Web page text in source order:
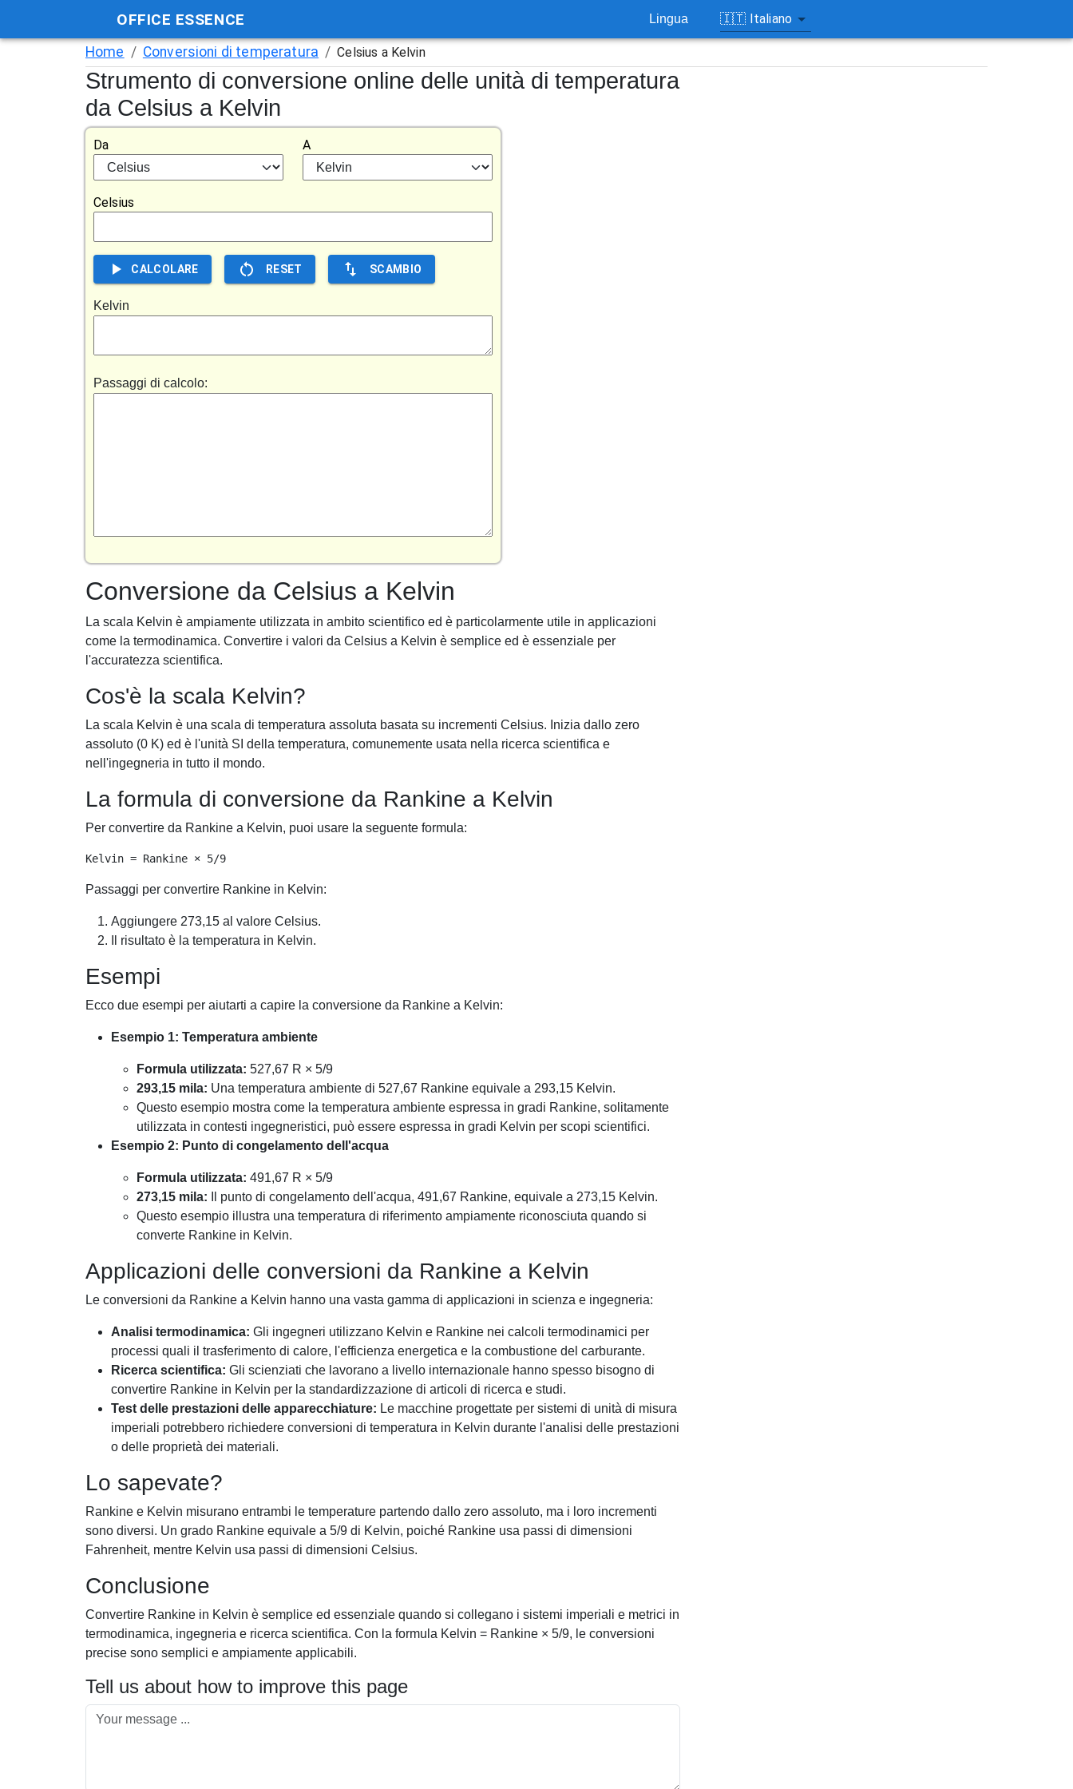
OFFICE ESSENCE Lingua 🇮🇹 Italiano
Home / Conversioni di temperatura / Celsius a Kelvin
Strumento di conversione online delle unità di temperatura
da Celsius a Kelvin
Da A
Celsius
CALCOLARE RESET SCAMBIO
Kelvin
Passaggi di calcolo:
Conversione da Celsius a Kelvin
La scala Kelvin è ampiamente utilizzata in ambito scientifico ed è particolarmente utile in applicazioni
come la termodinamica. Convertire i valori da Celsius a Kelvin è semplice ed è essenziale per
l'accuratezza scientifica.
Cos'è la scala Kelvin?
La scala Kelvin è una scala di temperatura assoluta basata su incrementi Celsius. Inizia dallo zero
assoluto (0 K) ed è l'unità SI della temperatura, comunemente usata nella ricerca scientifica e
nell'ingegneria in tutto il mondo.
La formula di conversione da Rankine a Kelvin
Per convertire da Rankine a Kelvin, puoi usare la seguente formula:
Passaggi per convertire Rankine in Kelvin:
Aggiungere 273,15 al valore Celsius.
Il risultato è la temperatura in Kelvin.
Esempi
Ecco due esempi per aiutarti a capire la conversione da Rankine a Kelvin:
Esempio 1: Temperatura ambiente
Formula utilizzata: 527,67 R × 5/9
293,15 mila: Una temperatura ambiente di 527,67 Rankine equivale a 293,15 Kelvin.
Questo esempio mostra come la temperatura ambiente espressa in gradi Rankine, solitamente
utilizzata in contesti ingegneristici, può essere espressa in gradi Kelvin per scopi scientifici.
Esempio 2: Punto di congelamento dell'acqua
Formula utilizzata: 491,67 R × 5/9
273,15 mila: Il punto di congelamento dell'acqua, 491,67 Rankine, equivale a 273,15 Kelvin.
Questo esempio illustra una temperatura di riferimento ampiamente riconosciuta quando si
converte Rankine in Kelvin.
Applicazioni delle conversioni da Rankine a Kelvin
Le conversioni da Rankine a Kelvin hanno una vasta gamma di applicazioni in scienza e ingegneria:
Analisi termodinamica: Gli ingegneri utilizzano Kelvin e Rankine nei calcoli termodinamici per
processi quali il trasferimento di calore, l'efficienza energetica e la combustione del carburante.
Ricerca scientifica: Gli scienziati che lavorano a livello internazionale hanno spesso bisogno di
convertire Rankine in Kelvin per la standardizzazione di articoli di ricerca e studi.
Test delle prestazioni delle apparecchiature: Le macchine progettate per sistemi di unità di misura
imperiali potrebbero richiedere conversioni di temperatura in Kelvin durante l'analisi delle prestazioni
o delle proprietà dei materiali.
Lo sapevate?
Rankine e Kelvin misurano entrambi le temperature partendo dallo zero assoluto, ma i loro incrementi
sono diversi. Un grado Rankine equivale a 5/9 di Kelvin, poiché Rankine usa passi di dimensioni
Fahrenheit, mentre Kelvin usa passi di dimensioni Celsius.
Conclusione
Convertire Rankine in Kelvin è semplice ed essenziale quando si collegano i sistemi imperiali e metrici in
termodinamica, ingegneria e ricerca scientifica. Con la formula Kelvin = Rankine × 5/9, le conversioni
precise sono semplici e ampiamente applicabili.
Tell us about how to improve this page